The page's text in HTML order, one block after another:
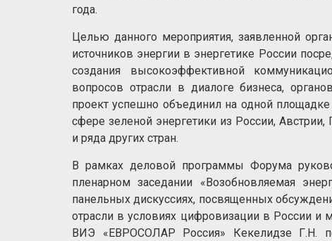
года.
Целью данного мероприятия, заявленной
источников энергии в энергетике России
создания высокоэффективной
вопросов отрасли в диалоге бизнеса,
проект успешно объединил на одной
сфере зеленой энергетики из России,
и ряда других стран.
В рамках деловой программы Форума
пленарном заседании «Возобновляемая
панельных дискуссиях, посвященных
отрасли в условиях цифровизации в России и
ВИЭ «ЕВРОСОЛАР Россия» Кекелидзе Г.Н.